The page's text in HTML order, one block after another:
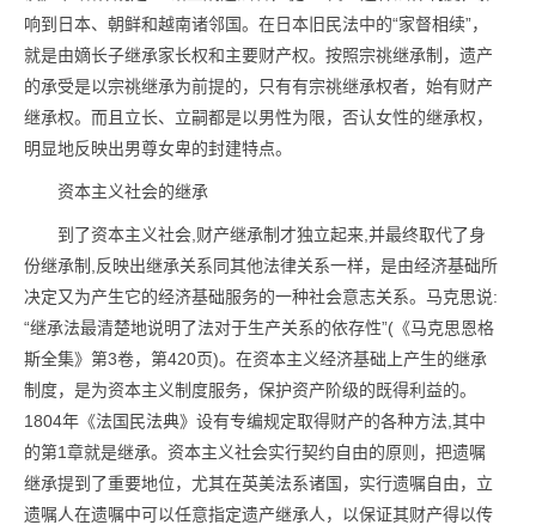
响到日本、朝鲜和越南诸邻国。在日本旧民法中的“家督相续”，
就是由嫡长子继承家长权和主要财产权。按照宗祧继承制，遗产
的承受是以宗祧继承为前提的，只有有宗祧继承权者，始有财产
继承权。而且立长、立嗣都是以男性为限，否认女性的继承权，
明显地反映出男尊女卑的封建特点。
资本主义社会的继承
到了资本主义社会,财产继承制才独立起来,并最终取代了身
份继承制,反映出继承关系同其他法律关系一样，是由经济基础所
决定又为产生它的经济基础服务的一种社会意志关系。马克思说:
“继承法最清楚地说明了法对于生产关系的依存性”(《马克思恩格
斯全集》第3卷，第420页)。在资本主义经济基础上产生的继承
制度，是为资本主义制度服务，保护资产阶级的既得利益的。
1804年《法国民法典》设有专编规定取得财产的各种方法,其中
的第1章就是继承。资本主义社会实行契约自由的原则，把遗嘱
继承提到了重要地位，尤其在英美法系诸国，实行遗嘱自由，立
遗嘱人在遗嘱中可以任意指定遗产继承人，以保证其财产得以传